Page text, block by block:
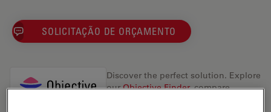
SOLICITAÇÃO DE ORÇAMENTO
Discover the perfect solution. Explore
ourObjective Finder, compare